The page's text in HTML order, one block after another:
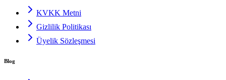
KVKK Metni
Gizlilik Politikası
Üyelik Sözleşmesi
Blog